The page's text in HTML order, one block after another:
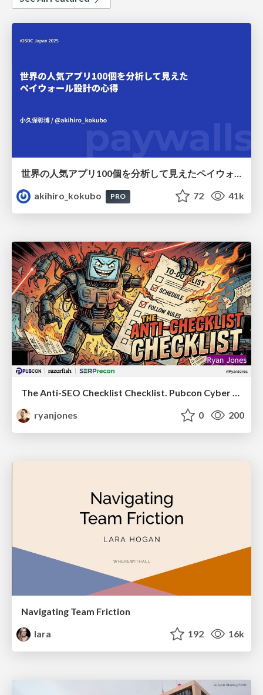
世界の人気アプリ100個を分析して見えたペイウォール設計の心得
akihiro_kokubo
PRO 72 41k
The Anti-SEO Checklist Checklist. Pubcon Cyber Week
ryanjones
0 200
Navigating Team Friction
lara
192 16k